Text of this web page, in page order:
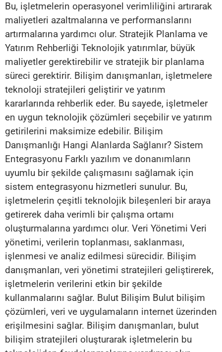
Bu, işletmelerin operasyonel verimliliğini artırarak
maliyetleri azaltmalarına ve performanslarını
artırmalarına yardımcı olur. Stratejik Planlama ve
Yatırım Rehberliği Teknolojik yatırımlar, büyük
maliyetler gerektirebilir ve stratejik bir planlama
süreci gerektirir. Bilişim danışmanları, işletmelere
teknoloji stratejileri geliştirir ve yatırım
kararlarında rehberlik eder. Bu sayede, işletmeler
en uygun teknolojik çözümleri seçebilir ve yatırım
getirilerini maksimize edebilir. Bilişim
Danışmanlığı Hangi Alanlarda Sağlanır? Sistem
Entegrasyonu Farklı yazılım ve donanımların
uyumlu bir şekilde çalışmasını sağlamak için
sistem entegrasyonu hizmetleri sunulur. Bu,
işletmelerin çeşitli teknolojik bileşenleri bir araya
getirerek daha verimli bir çalışma ortamı
oluşturmalarına yardımcı olur. Veri Yönetimi Veri
yönetimi, verilerin toplanması, saklanması,
işlenmesi ve analiz edilmesi sürecidir. Bilişim
danışmanları, veri yönetimi stratejileri geliştirerek,
işletmelerin verilerini etkin bir şekilde
kullanmalarını sağlar. Bulut Bilişim Bulut bilişim
çözümleri, veri ve uygulamaların internet üzerinden
erişilmesini sağlar. Bilişim danışmanları, bulut
bilişim stratejileri oluşturarak işletmelerin bu